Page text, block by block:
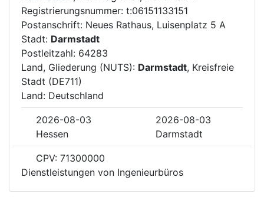
Registrierungsnummer: t:06151133151
Postanschrift: Neues Rathaus, Luisenplatz 5 A
Stadt: Darmstadt
Postleitzahl: 64283
Land, Gliederung (NUTS): Darmstadt, Kreisfreie
Stadt (DE711)
Land: Deutschland
2026-08-03
2026-08-03
Hessen
Darmstadt
CPV: 71300000
Dienstleistungen von Ingenieurbüros